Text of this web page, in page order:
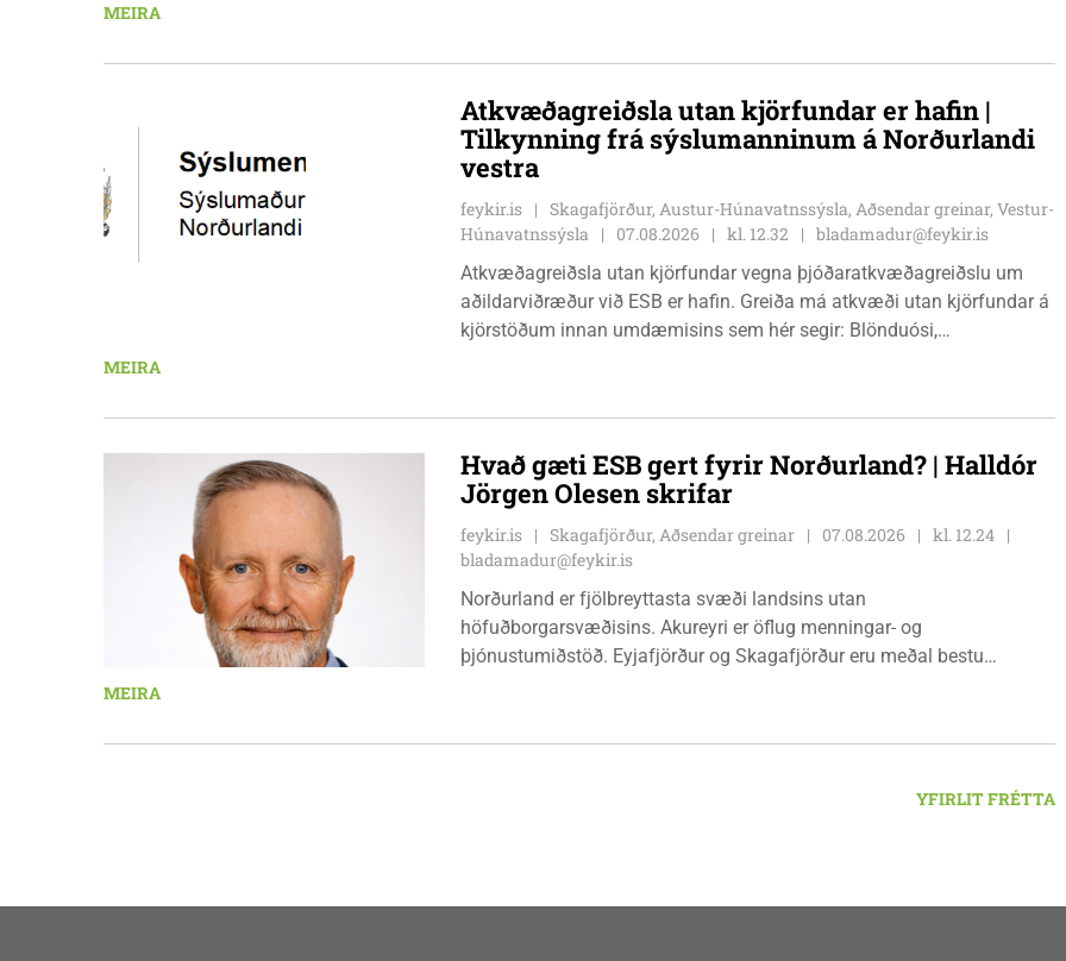
höggbylgjutæki í aðstöðu sjúkraþjálfara.
MEIRA
Atkvæðagreiðsla utan kjörfundar er hafin |
Tilkynning frá sýslumanninum á Norðurlandi
vestra
feykir.is
Skagafjörður, Austur-Húnavatnssýsla, Aðsendar greinar, Vestur-
Húnavatnssýsla
07.08.2026 kl. 12.32
bladamadur@feykir.is
Atkvæðagreiðsla utan kjörfundar vegna þjóðaratkvæðagreiðslu um
aðildarviðræður við ESB er hafin. Greiða má atkvæði utan kjörfundar á
kjörstöðum innan umdæmisins sem hér segir: Blönduósi,
daga, kl. 09:00 - 15:00. Hvammstanga, ráðhúsi Húnaþings vestra að
10:00 - 14:00 og föstudaga kl. 10:00 - 12:00. Skagaströnd,
stjórnsýsluhúsi að Túnbraut 1-3, Skagaströnd, mánudaga -
fimmtudaga kl. 09:00 - 12:00 og 13:00 - 15:00, frá og með
mánudeginum 17. ágúst 2026.
MEIRA
Hvað gæti ESB gert fyrir Norðurland? | Halldór
Jörgen Olesen skrifar
feykir.is Skagafjörður, Aðsendar greinar 07.08.2026
kl. 12.24
bladamadur@feykir.is
Norðurland er fjölbreyttasta svæði landsins utan
höfuðborgarsvæðisins. Akureyri er öflug menningar- og
þjónustumiðstöð. Eyjafjörður og Skagafjörður eru meðal bestu
orkuverkefni og nýsköpun.
MEIRA
YFIRLIT FRÉTTA